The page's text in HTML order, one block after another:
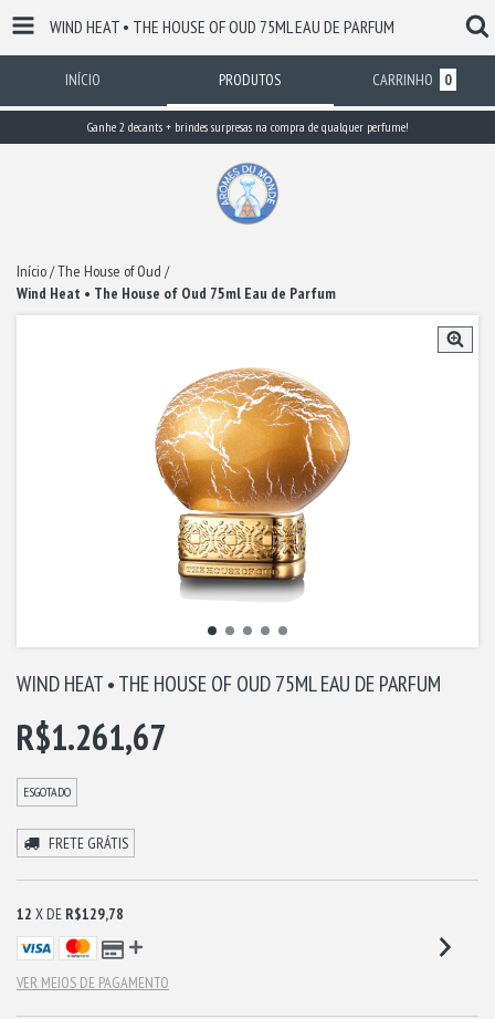
WIND HEAT • THE HOUSE OF OUD 75ML EAU DE PARFUM
INÍCIO PRODUTOS CARRINHO 0
Ganhe 2 decants + brindes surpresas na compra de qualquer perfume!
Início/The House of Oud /
Wind Heat • The House of Oud 75ml Eau de Parfum
WIND HEAT • THE HOUSE OF OUD 75ML EAU DE PARFUM
R$1.261,67
ESGOTADO
FRETE GRÁTIS
12 X DE R$129,78
VER MEIOS DE PAGAMENTO